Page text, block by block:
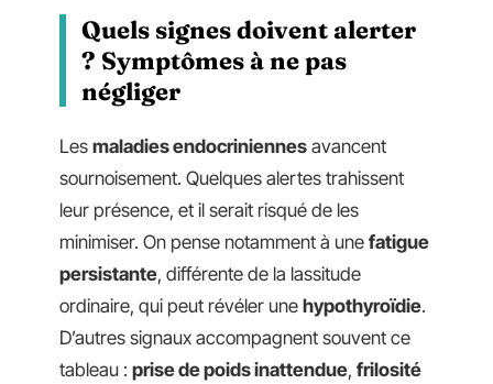
Quels signes doivent alerter
? Symptômes à ne pas
négliger
Les maladies endocriniennes avancent
sournoisement. Quelques alertes trahissent
leur présence, et il serait risqué de les
minimiser. On pense notamment à une fatigue
persistante, différente de la lassitude
ordinaire, qui peut révéler une hypothyroïdie.
D’autres signaux accompagnent souvent ce
tableau : prise de poids inattendue, frilosité